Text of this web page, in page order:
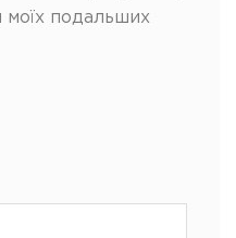
моїх подальших